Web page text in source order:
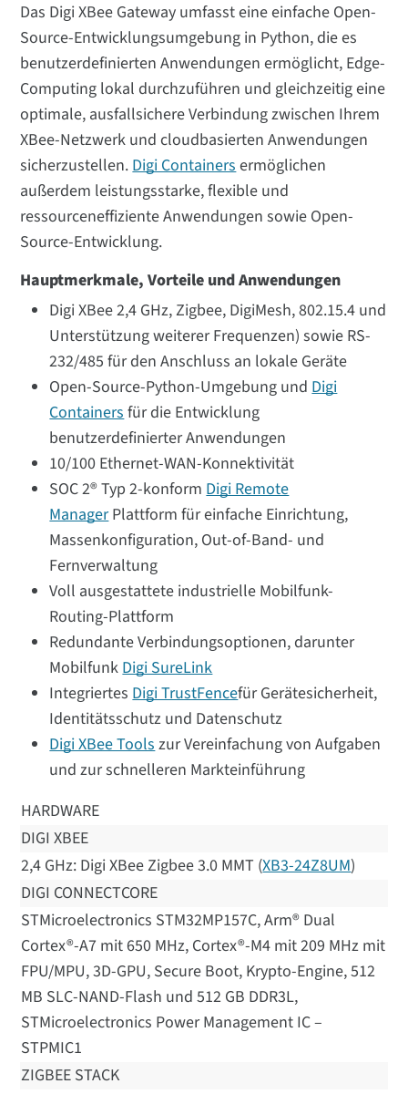
Das Digi XBee Gateway umfasst eine einfache Open-
Source-Entwicklungsumgebung in Python, die es
benutzerdefinierten Anwendungen ermöglicht, Edge-
Computing lokal durchzuführen und gleichzeitig eine
optimale, ausfallsichere Verbindung zwischen Ihrem
XBee-Netzwerk und cloudbasierten Anwendungen
sicherzustellen.Digi Containersermöglichen
außerdem leistungsstarke, flexible und
ressourceneffiziente Anwendungen sowie Open-
Source-Entwicklung.
Hauptmerkmale, Vorteile und Anwendungen
Digi XBee 2,4 GHz, Zigbee, DigiMesh, 802.15.4 und
Unterstützung weiterer Frequenzen) sowie RS-
232/485 für den Anschluss an lokale Geräte
Open-Source-Python-Umgebung undDigi
Containersfür die Entwicklung
benutzerdefinierter Anwendungen
10/100 Ethernet-WAN-Konnektivität
SOC 2® Typ 2-konformDigi Remote
ManagerPlattform für einfache Einrichtung,
Massenkonfiguration, Out-of-Band- und
Fernverwaltung
Voll ausgestattete industrielle Mobilfunk-
Routing-Plattform
Redundante Verbindungsoptionen, darunter
MobilfunkDigi SureLink
IntegriertesDigi TrustFencefür Gerätesicherheit,
Identitätsschutz und Datenschutz
Digi XBee Toolszur Vereinfachung von Aufgaben
und zur schnelleren Markteinführung
HARDWARE
DIGI XBEE
2,4 GHz: Digi XBee Zigbee 3.0 MMT (XB3-24Z8UM)
DIGI CONNECTCORE
STMicroelectronics STM32MP157C, Arm® Dual
Cortex®-A7 mit 650 MHz, Cortex®-M4 mit 209 MHz mit
FPU/MPU, 3D-GPU, Secure Boot, Krypto-Engine, 512
MB SLC-NAND-Flash und 512 GB DDR3L,
STMicroelectronics Power Management IC –
STPMIC1
ZIGBEE STACK